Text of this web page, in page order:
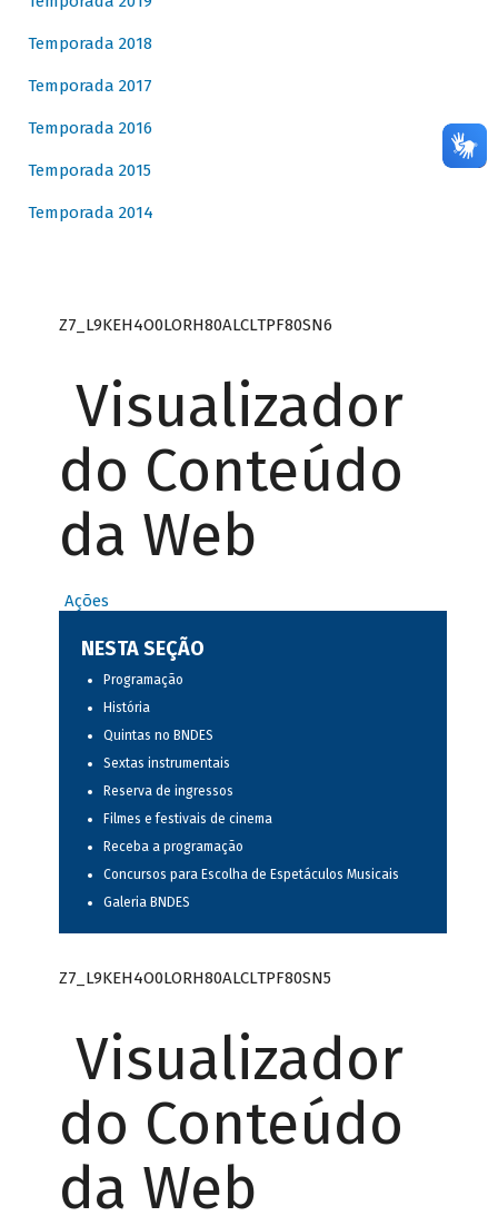
Temporada 2018
Temporada 2017
Temporada 2016
Temporada 2015
Temporada 2014
Z7_L9KEH4O0LORH80ALCLTPF80SN6
Visualizador
do Conteúdo
da Web
Ações
NESTA SEÇÃO
Programação
História
Quintas no BNDES
Sextas instrumentais
Reserva de ingressos
Filmes e festivais de cinema
Receba a programação
Concursos para Escolha de Espetáculos Musicais
Galeria BNDES
Z7_L9KEH4O0LORH80ALCLTPF80SN5
Visualizador
do Conteúdo
da Web